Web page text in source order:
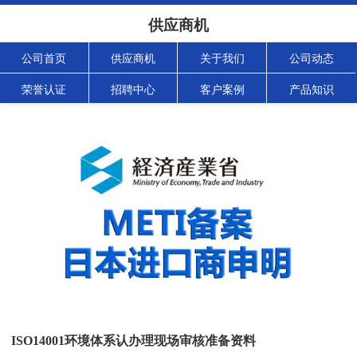
供应商机
公司首页 供应商机 关于我们 公司动态
荣誉认证 招聘中心 客户案例 产品知识
ISO14001环境体系认办理现场审核准备资料